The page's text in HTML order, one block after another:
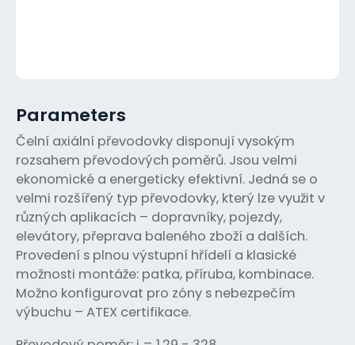
Parameters
Čelní axiální převodovky disponují vysokým
rozsahem převodových poměrů. Jsou velmi
ekonomické a energeticky efektivní. Jedná se o
velmi rozšířený typ převodovky, který lze využit v
různých aplikacích – dopravníky, pojezdy,
elevátory, přeprava baleného zboží a dalších.
Provedení s plnou výstupní hřídelí a klasické
možnosti montáže: patka, příruba, kombinace.
Možno konfigurovat pro zóny s nebezpečím
výbuchu – ATEX certifikace.